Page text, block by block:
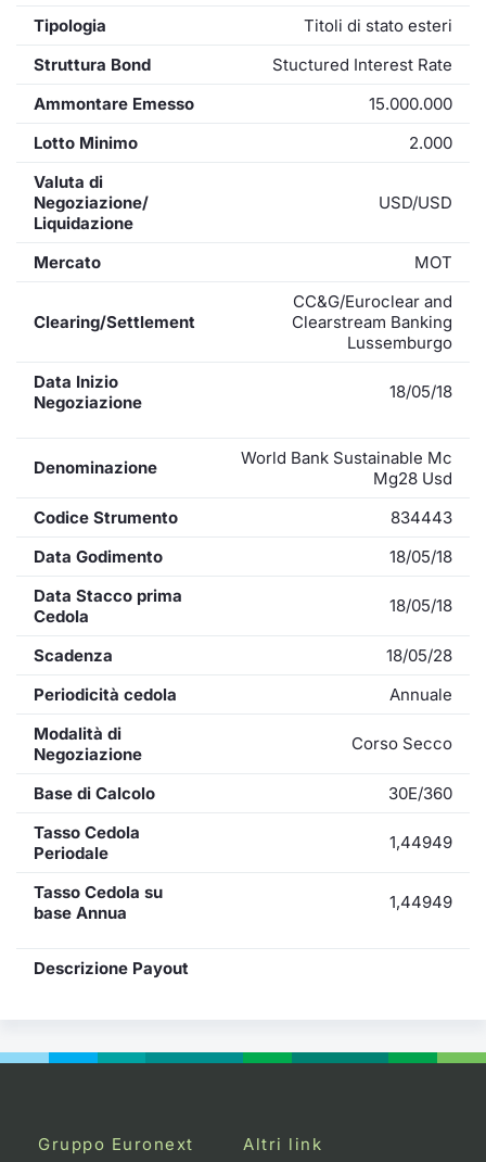
Tipologia
Titoli di stato esteri
Struttura Bond
Stuctured Interest Rate
Ammontare Emesso
15.000.000
Lotto Minimo
2.000
Valuta di
Negoziazione/
Liquidazione
USD/USD
Mercato MOT
Clearing/Settlement
CC&G/Euroclear and
Clearstream Banking
Lussemburgo
Data Inizio
Negoziazione
18/05/18
Denominazione
World Bank Sustainable Mc
Mg28 Usd
Codice Strumento
834443
Data Godimento
18/05/18
Data Stacco prima
Cedola
18/05/18
Scadenza
18/05/28
Periodicità cedola
Annuale
Modalità di
Negoziazione
Corso Secco
Base di Calcolo
30E/360
Tasso Cedola
Periodale
1,44949
Tasso Cedola su
base Annua
1,44949
Descrizione Payout
Gruppo Euronext
Altri link